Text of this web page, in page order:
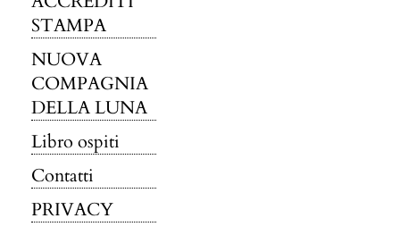
STAMPA
NUOVA
COMPAGNIA
DELLA LUNA
Libro ospiti
Contatti
PRIVACY